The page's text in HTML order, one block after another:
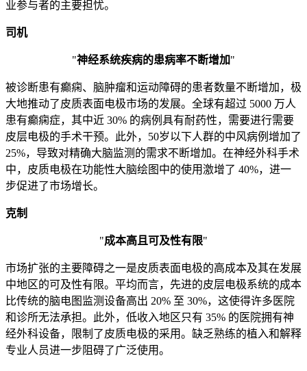
业参与者的主要担忧。
司机
"神经系统疾病的患病率不断增加"
被诊断患有癫痫、脑肿瘤和运动障碍的患者数量不断增加，极
大地推动了皮质表面电极市场的发展。全球有超过 5000 万人
患有癫痫症，其中近 30% 的病例具有耐药性，需要进行需要
皮层电极的手术干预。此外，50岁以下人群的中风病例增加了
25%，导致对精确大脑监测的需求不断增加。在神经外科手术
中，皮质电极在功能性大脑绘图中的使用激增了 40%，进一
步促进了市场增长。
克制
"成本高且可及性有限"
市场扩张的主要障碍之一是皮质表面电极的高成本及其在发展
中地区的可及性有限。平均而言，先进的皮层电极系统的成本
比传统的脑电图监测设备高出 20% 至 30%，这使得许多医院
和诊所无法承担。此外，低收入地区只有 35% 的医院拥有神
经外科设备，限制了皮质电极的采用。缺乏熟练的植入和解释
专业人员进一步阻碍了广泛使用。